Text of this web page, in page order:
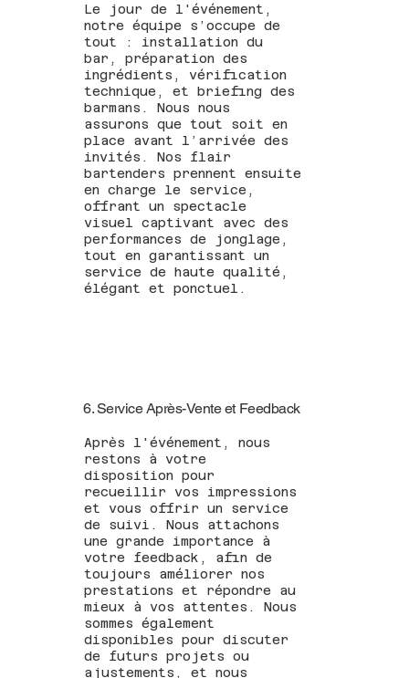
Le jour de l'événement,
notre équipe s’occupe de
tout : installation du
bar, préparation des
ingrédients, vérification
technique, et briefing des
barmans. Nous nous
assurons que tout soit en
place avant l’arrivée des
invités. Nos flair
bartenders prennent ensuite
en charge le service,
offrant un spectacle
visuel captivant avec des
performances de jonglage,
tout en garantissant un
service de haute qualité,
élégant et ponctuel.
6. Service Après-Vente et Feedback
Après l'événement, nous
restons à votre
disposition pour
recueillir vos impressions
et vous offrir un service
de suivi. Nous attachons
une grande importance à
votre feedback, afin de
toujours améliorer nos
prestations et répondre au
mieux à vos attentes. Nous
sommes également
disponibles pour discuter
de futurs projets ou
ajustements, et nous